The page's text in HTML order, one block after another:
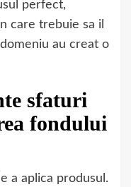
perfect,
care trebuie sa il
au creat o
sfaturi
fondului
a aplica produsul.